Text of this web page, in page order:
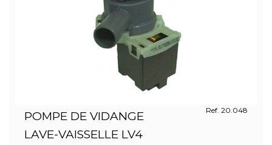
POMPE DE VIDANGE
LAVE-VAISSELLE LV4
Ref. 20.048